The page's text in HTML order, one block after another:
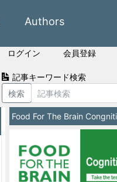
Authors
ログイン 会員登録
記事キーワード検索
検索
Food For The Brain